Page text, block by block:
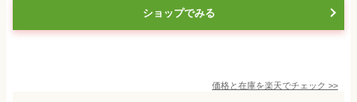
ショップでみる
価格と在庫を楽天でチェック >>